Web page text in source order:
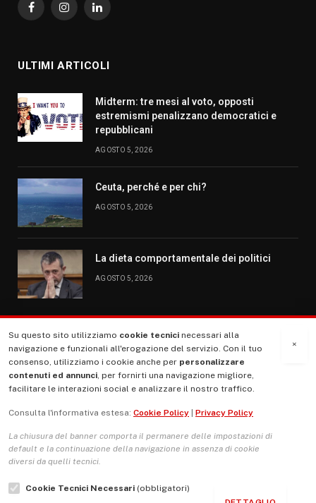
FacebookInstagramLinkedIn
ULTIMI ARTICOLI
Midterm: tre mesi al voto, opposti
estremismi penalizzano democratici e
repubblicani
AGOSTO 5, 2026
Ceuta, perché e per chi?
AGOSTO 5, 2026
La dieta comportamentale dei politici
AGOSTO 5, 2026
MENU
La Nostra Storia
Le Copertine
L’Associazione
Indirizzo Socio Politico Culturale
×
Su questo sito utilizziamo cookie tecnici necessari alla
navigazione e funzionali all'erogazione del servizio. Con il tuo
consenso, utilizziamo i cookie anche per personalizzare
contenuti ed annunci, per fornirti una navigazione migliore,
facilitare le interazioni social e analizzare il nostro traffico.
Consulta l'informativa estesa: Cookie Policy Privacy Policy
La chiusura del banner comporta il permanere delle impostazioni di
default e la continuazione della navigazione in assenza di cookie
diversi da quelli tecnici.
Cookie Tecnici Necessari (obbligatori)